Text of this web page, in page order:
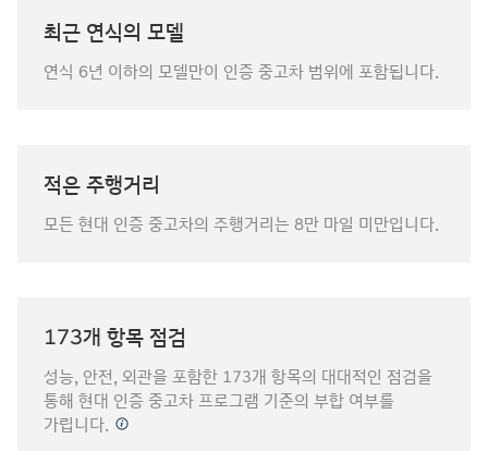
최근 연식의 모델
연식 6년 이하의 모델만이 인증 중고차 범위에 포함됩니다.
적은 주행거리
모든 현대 인증 중고차의 주행거리는 8만 마일 미만입니다.
173개 항목 점검
성능, 안전, 외관을 포함한 173개 항목의 대대적인 점검을
통해 현대 인증 중고차 프로그램 기준의 부합 여부를
가립니다.